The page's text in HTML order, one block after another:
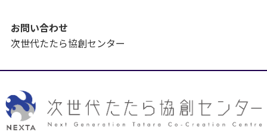
お問い合わせ
次世代たたら協創センター